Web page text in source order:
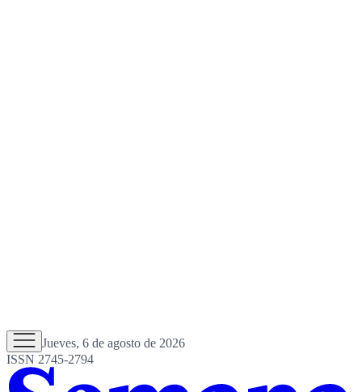
Jueves, 6 de agosto de 2026
ISSN 2745-2794